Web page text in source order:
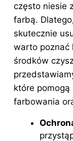
często niesie
farbą.
skutecznie
warto poznać
środków
które
farbowania